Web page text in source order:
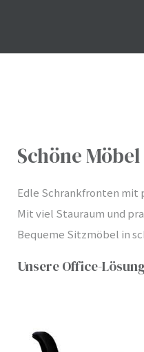
Schöne Möbel
Edle Schrankfronten mit
Mit viel Stauraum und
Bequeme Sitzmöbel in
Unsere Office-